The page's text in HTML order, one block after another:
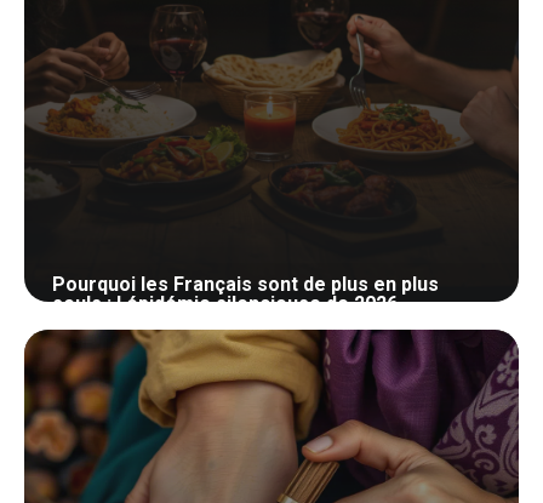
Pourquoi les Français sont de plus en plus
seuls : l épidémie silencieuse de 2026
29 avril 2026